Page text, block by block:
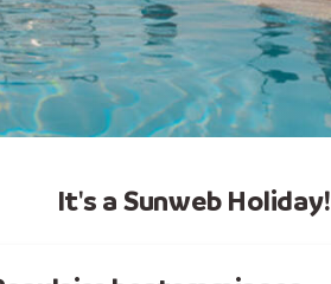
It's a Sunweb Holiday!